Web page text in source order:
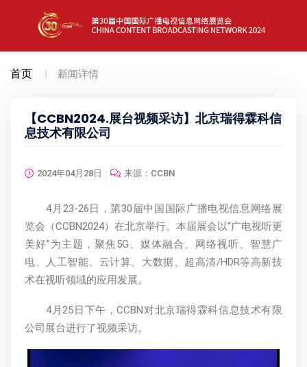
首页 新闻详情
【CCBN2024.展台视频采访】北京瑞得霖科信
息技术有限公司
2024年04月28日 来源：CCBN
4月23-26日，第30届中国国际广播电视信息网络展
览会（CCBN2024）在北京举行。本届展会以“广电视听更
美好”为主题，聚焦5G、媒体融合、网络视听、智慧广
电、人工智能、云计算、大数据、超高清/HDR等高新技
术在视听领域的应用发展。
4月25日下午，CCBN对北京瑞得霖科信息技术有限
公司展台进行了视频采访。